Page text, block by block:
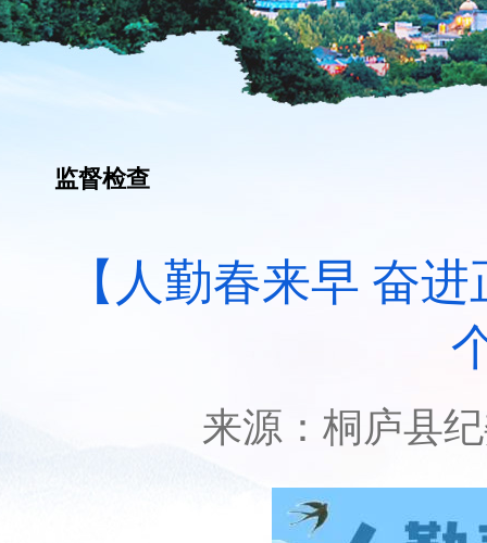
监督检查
【人勤春来早 奋
来源： 桐庐县